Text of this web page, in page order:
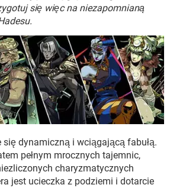
się więc na niezapomnianą
się dynamiczną i wciągającą fabułą.
pełnym mrocznych tajemnic,
charyzmatycznych
jest ucieczka z podziemi i dotarcie